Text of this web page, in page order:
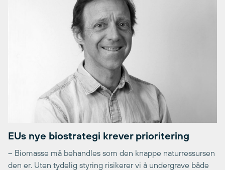
EUs nye biostrategi krever prioritering
– Biomasse må behandles som den knappe naturressursen
den er. Uten tydelig styring risikerer vi å undergrave både